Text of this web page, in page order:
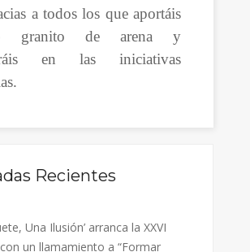
a todos los que aportáis
granito de arena y
en las iniciativas
Recientes
Una Ilusión’ arranca la XXVI
un llamamiento a “Formar